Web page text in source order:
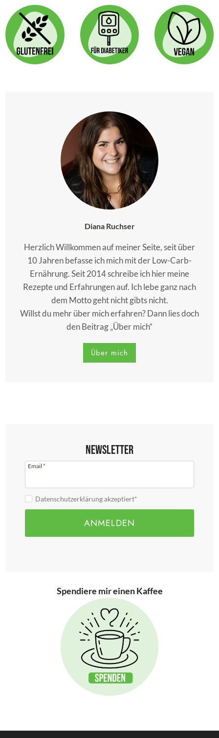
Diana Ruchser
Herzlich Willkommen auf meiner Seite, seit über
10 Jahren befasse ich mich mit der Low-Carb-
Ernährung. Seit 2014 schreibe ich hier meine
Rezepte und Erfahrungen auf. Ich lebe ganz nach
dem Motto geht nicht gibts nicht.
Willst du mehr über mich erfahren? Dann lies doch
den Beitrag „Über mich“
Über mich
Newsletter
Email *
Datenschutzerklärung akzeptiert*
ANMELDEN
Spendiere mir einen Kaffee